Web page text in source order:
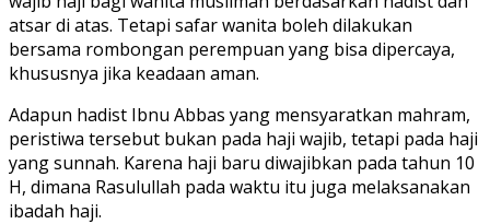
atsar di atas. Tetapi safar wanita boleh dilakukan
bersama rombongan perempuan yang bisa dipercaya,
khususnya jika keadaan aman.
Adapun hadist Ibnu Abbas yang mensyaratkan mahram,
peristiwa tersebut bukan pada haji wajib, tetapi pada haji
yang sunnah. Karena haji baru diwajibkan pada tahun 10
H, dimana Rasulullah pada waktu itu juga melaksanakan
ibadah haji.